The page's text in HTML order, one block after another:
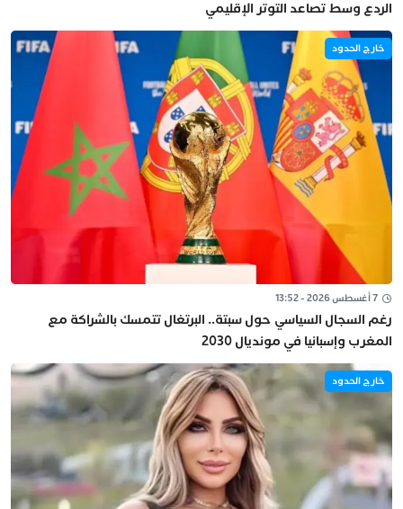
الردع وسط تصاعد التوتر الإقليمي
خارج الحدود
7 أغسطس 2026 - 13:52
رغم السجال السياسي حول سبتة.. البرتغال تتمسك بالشراكة مع
المغرب وإسبانيا في مونديال 2030
خارج الحدود